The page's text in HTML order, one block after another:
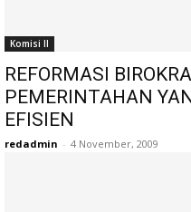
Komisi II
REFORMASI
PEMERINTAHAN
EFISIEN
redadmin - 4 November, 2009